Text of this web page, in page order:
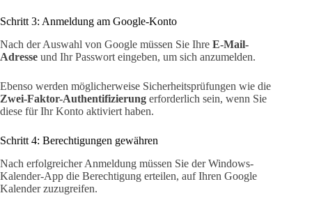
Schritt 3: Anmeldung am Google-Konto
Nach der Auswahl von Google müssen Sie Ihre E-Mail-
Adresse und Ihr Passwort eingeben, um sich anzumelden.
Ebenso werden möglicherweise Sicherheitsprüfungen wie die
Zwei-Faktor-Authentifizierung erforderlich sein, wenn Sie
diese für Ihr Konto aktiviert haben.
Schritt 4: Berechtigungen gewähren
Nach erfolgreicher Anmeldung müssen Sie der Windows-
Kalender-App die Berechtigung erteilen, auf Ihren Google
Kalender zuzugreifen.